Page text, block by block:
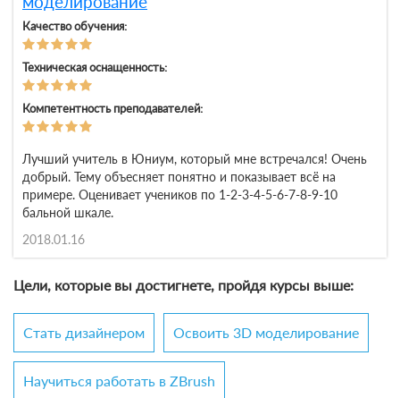
Качество обучения:
Техническая оснащенность:
Компетентность преподавателей:
Лучший учитель в Юниум, который мне встречался! Очень
добрый. Тему объесняет понятно и показывает всё на
примере. Оценивает учеников по 1-2-3-4-5-6-7-8-9-10
бальной шкале.
2018.01.16
Цели, которые вы достигнете, пройдя курсы выше:
Стать дизайнером Освоить 3D моделирование
Научиться работать в ZBrush